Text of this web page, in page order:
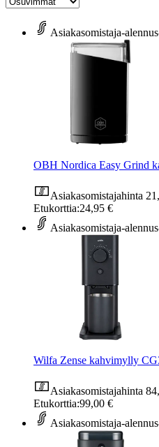
Asiakasomistaja-alennus
OBH Nordica Easy Grind
Asiakasomistajahinta
Etukorttia:24,95 €
Asiakasomistaja-alennus
Wilfa Zense kahvimylly
Asiakasomistajahinta
Etukorttia:99,00 €
Asiakasomistaja-alennus